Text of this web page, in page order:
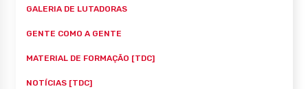
GALERIA DE LUTADORAS
GENTE COMO A GENTE
MATERIAL DE FORMAÇÃO [TDC]
NOTÍCIAS [TDC]